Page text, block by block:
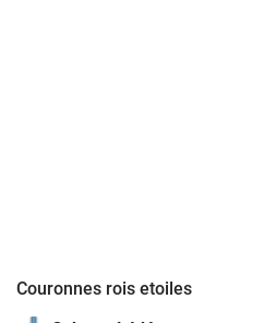
Couronnes rois etoiles